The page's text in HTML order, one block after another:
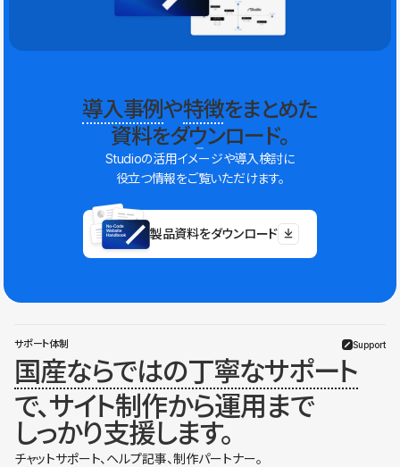
導入事例や特徴をまとめた
資料をダウンロード。
Studioの活用イメージや導入検討に
役立つ情報をご覧いただけます。
製品資料をダウンロード
サポート体制 Support
国産ならではの丁寧なサポート
で、サイト制作から運用まで
しっかり支援します。
チャットサポート、ヘルプ記事、制作パートナー。